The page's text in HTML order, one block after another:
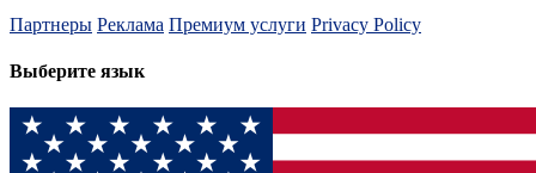
Партнеры Реклама Премиум услуги Privacy Policy
Выберите язык